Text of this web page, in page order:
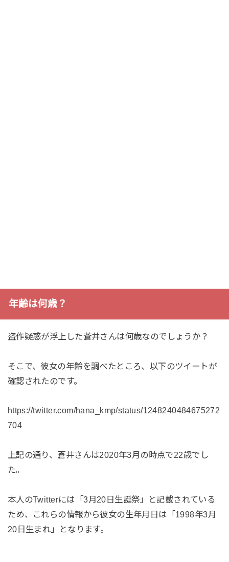
年齢は何歳？
盗作疑惑が浮上した蒼井さんは何歳なのでしょうか？
そこで、彼女の年齢を調べたところ、以下のツイートが
確認されたのです。
https://twitter.com/hana_kmp/status/1248240484675272
704
上記の通り、蒼井さんは2020年3月の時点で22歳でし
た。
本人のTwitterには「3月20日生誕祭」と記載されている
ため、これらの情報から彼女の生年月日は「1998年3月
20日生まれ」となります。